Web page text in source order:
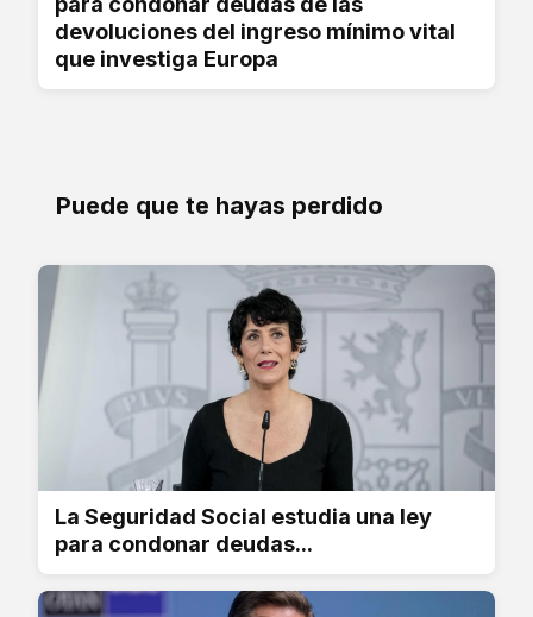
devoluciones del ingreso mínimo vital
que investiga Europa
Puede que te hayas perdido
La Seguridad Social estudia una ley
para condonar deudas...